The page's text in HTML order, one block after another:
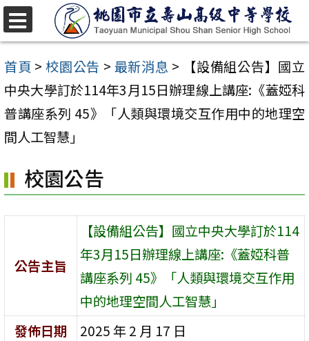
跳
至
主
要
內
容
首頁 > 校園公告 > 最新消息 >
【設備組公告】國立
中央大學訂於114年3月15日辦理線上講座:《蓋婭科
普講座系列 45》「人類與環境交互作用中的地理空
間人工智慧」
校園公告
公告主旨
【設備組公告】國立中央大學訂於114
年3月15日辦理線上講座:《蓋婭科普
講座系列 45》「人類與環境交互作用
中的地理空間人工智慧」
發佈日期
2025 年 2 月 17 日
選
單